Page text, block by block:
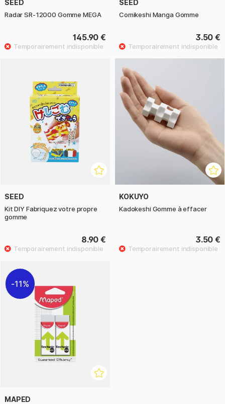
SEED
Radar SR-12000 Gomme MEGA
145.90 €
SEED
Comikeshi Manga Gomme
3.50 €
SEED
Kit DIY Fabriquez votre propre
gomme
8.90 €
KOKUYO
Kadokeshi Gomme à effacer
3.50 €
11%
MAPED